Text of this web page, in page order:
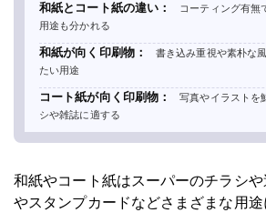
和紙とコート紙の違い：
コーティング有無
用途も分かれる
和紙が向く印刷物：
書き込み重視や素朴な
たい用途
コート紙が向く印刷物：
写真やイラストを
シや雑誌に適する
和紙やコート紙はスーパーのチラシ
やスタンプカードなどさまざまな用途